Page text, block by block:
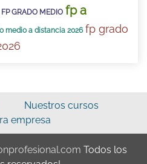
FP GRADO MEDIO fp a
medio a distancia 2026 fp grado
Nuestros cursos
empresa
Todos los